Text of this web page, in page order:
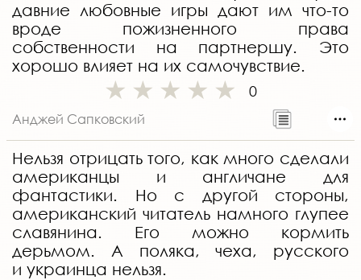
давние любовные игры дают им что-то
вроде пожизненного права
собственности на партнершу. Это
хорошо влияет на их самочувствие.
0
Анджей Сапковский
Нельзя отрицать того, как много сделали
американцы и англичане для
фантастики. Но с другой стороны,
американский читатель намного глупее
славянина. Его можно кормить
дерьмом. А поляка, чеха, русского
и украинца нельзя.